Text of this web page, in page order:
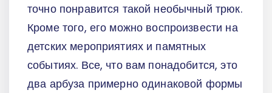
точно понравится такой необычный трюк.
Кроме того, его можно воспроизвести на
детских мероприятиях и памятных
событиях. Все, что вам понадобится, это
два арбуза примерно одинаковой формы